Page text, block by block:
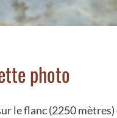
photo
le flanc (2250